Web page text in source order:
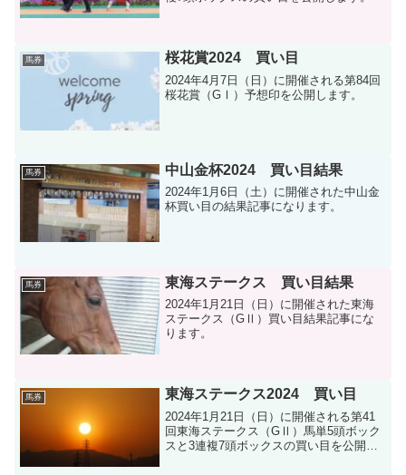
馬券 桜花賞2024 買い目
2024年4月7日（日）に開催される第84回
桜花賞（GⅠ）予想印を公開します。
馬券 中山金杯2024 買い目結果
2024年1月6日（土）に開催された中山金
杯買い目の結果記事になります。
馬券 東海ステークス 買い目結果
2024年1月21日（日）に開催された東海
ステークス（GⅡ）買い目結果記事にな
ります。
馬券 東海ステークス2024 買い目
2024年1月21日（日）に開催される第41
回東海ステークス（GⅡ）馬単5頭ボック
スと3連複7頭ボックスの買い目を公開し